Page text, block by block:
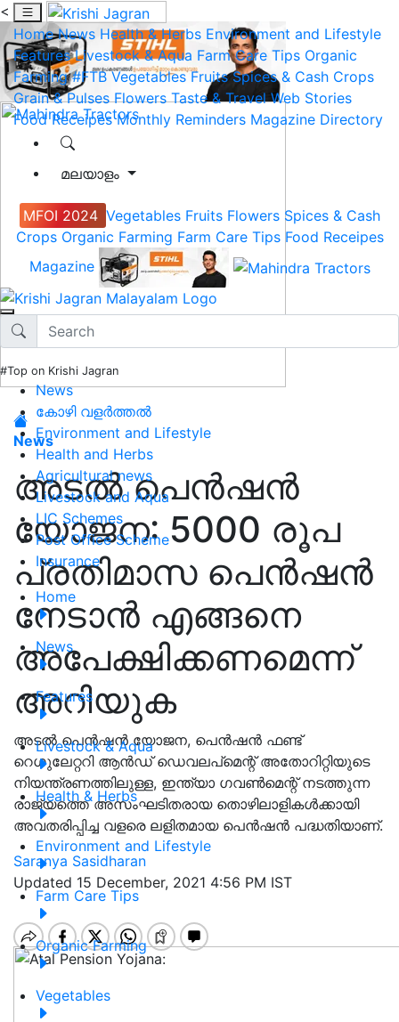
<
Home News Health & Herbs Environment and Lifestyle
Features Livestock & Aqua Farm Care Tips Organic
Farming #FTB Vegetables Fruits Spices & Cash Crops
Grain & Pulses Flowers Taste & Travel Web Stories
Food Receipes Monthly Reminders Magazine Directory
മലയാളം
MFOI 2024 Vegetables Fruits Flowers Spices & Cash
Crops Organic Farming Farm Care Tips Food Receipes
Magazine
#Top on Krishi Jagran
News
കോഴി വളർത്തൽ
Environment and Lifestyle
Health and Herbs
Agricultural news
Livestock and Aqua
LIC Schemes
Post Office Scheme
Insurance
Home
News
Features
Livestock & Aqua
Health & Herbs
Environment and Lifestyle
Farm Care Tips
Organic Farming
Vegetables
News
അടല്‍ പെന്‍ഷന്‍
യോജന: 5000 രൂപ
പ്രതിമാസ പെന്‍ഷന്‍
നേടാന്‍ എങ്ങനെ
അപേക്ഷിക്കണമെന്ന്
അറിയുക
അടല്‍ പെന്‍ഷന്‍ യോജന, പെന്‍ഷന്‍ ഫണ്ട്
റെഗുലേറ്ററി ആന്‍ഡ് ഡെവലപ്മെന്റ് അതോറിറ്റിയുടെ
നിയന്ത്രണത്തിലുള്ള, ഇന്ത്യാ ഗവണ്‍മെന്റ് നടത്തുന്ന
രാജ്യത്തെ അസംഘടിതരായ തൊഴിലാളികള്‍ക്കായി
അവതരിപ്പിച്ച വളരെ ലളിതമായ പെന്‍ഷന്‍ പദ്ധതിയാണ്.
Saranya Sasidharan
Updated 15 December, 2021 4:56 PM IST